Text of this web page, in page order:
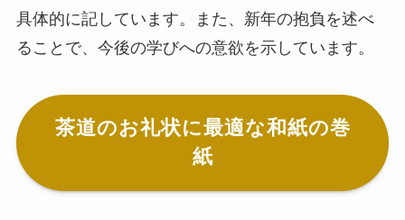
具体的に記しています。また、新年の抱負を述べ
ることで、今後の学びへの意欲を示しています。
茶道のお礼状に最適な和紙の巻
紙